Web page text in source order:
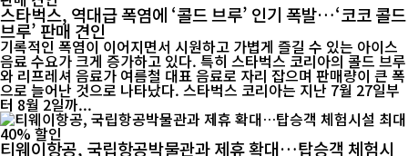
스타벅스, 역대급 폭염에 ‘콜드 브루’ 인기 폭발…‘코코 콜드
브루’ 판매 견인
기록적인 폭염이 이어지면서 시원하고 가볍게 즐길 수 있는 아이스
음료 수요가 크게 증가하고 있다. 특히 스타벅스 코리아의 콜드 브루
와 리프레셔 음료가 여름철 대표 음료로 자리 잡으며 판매량이 큰 폭
으로 늘어난 것으로 나타났다. 스타벅스 코리아는 지난 7월 27일부
터 8월 2일까...
티웨이항공, 국립항공박물관과 제휴 확대…탑승객 체험시